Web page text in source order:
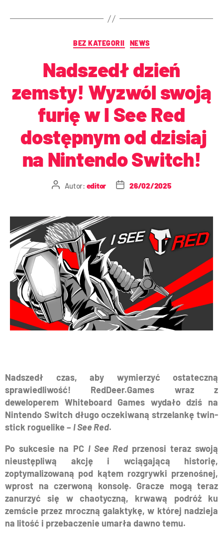
BEZ KATEGORII NEWS
Nadszedł dzień
zemsty! Wyzwól swoją
furię w I See Red
dostępnym od dzisiaj
na Nintendo Switch!
Autor: editor 26/02/2025
Nadszedł czas, aby wymierzyć ostateczną
sprawiedliwość! RedDeer.Games wraz z
deweloperem Whiteboard Games wydało dziś na
Nintendo Switch długo oczekiwaną strzelankę twin-
stick roguelike – I See Red.
Po sukcesie na PC I See Red przenosi teraz swoją
nieustępliwą akcję i wciągającą historię,
zoptymalizowaną pod kątem rozgrywki przenośnej,
wprost na czerwoną konsolę. Gracze mogą teraz
zanurzyć się w chaotyczną, krwawą podróż ku
zemście przez mroczną galaktykę, w której nadzieja
na litość i przebaczenie umarła dawno temu.